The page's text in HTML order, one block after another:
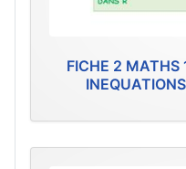
FICHE 2 MATHS